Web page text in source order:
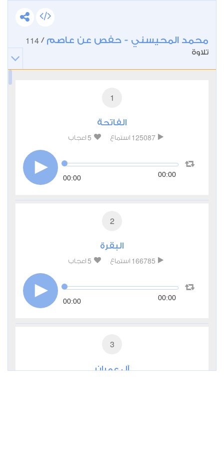
محمد المحيسني - حفص عن عاصم /
114
تلاوة
1
الفاتحة
125087 استماع 5 اعجاب
00:00 00:00
2
البقرة
166785 استماع 5 اعجاب
00:00 00:00
3
آل عمران